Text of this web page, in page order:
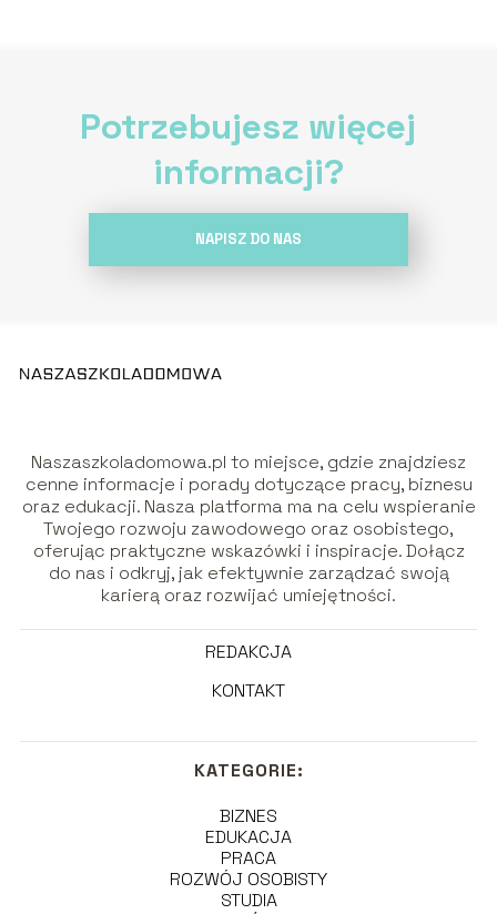
Potrzebujesz więcej
informacji?
NAPISZ DO NAS
Naszaszkoladomowa.pl to miejsce, gdzie znajdziesz
cenne informacje i porady dotyczące pracy, biznesu
oraz edukacji. Nasza platforma ma na celu wspieranie
Twojego rozwoju zawodowego oraz osobistego,
oferując praktyczne wskazówki i inspiracje. Dołącz
do nas i odkryj, jak efektywnie zarządzać swoją
karierą oraz rozwijać umiejętności.
REDAKCJA
KONTAKT
KATEGORIE:
BIZNES
EDUKACJA
PRACA
ROZWÓJ OSOBISTY
STUDIA